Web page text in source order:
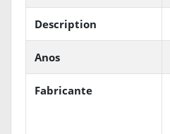
Description
Anos
Fabricante